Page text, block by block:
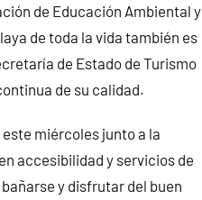
de Educación Ambiental y
de toda la vida también es
de Estado de Turismo
de su calidad.
este miércoles junto a la
accesibilidad y servicios de
y disfrutar del buen